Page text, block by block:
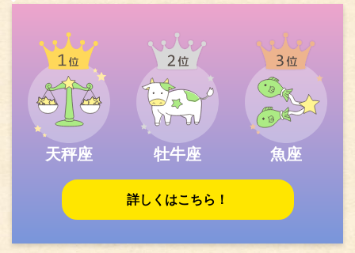
天秤座 牡牛座 魚座
詳しくはこちら！